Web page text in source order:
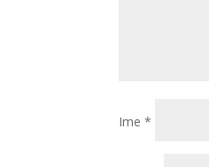
Ime*